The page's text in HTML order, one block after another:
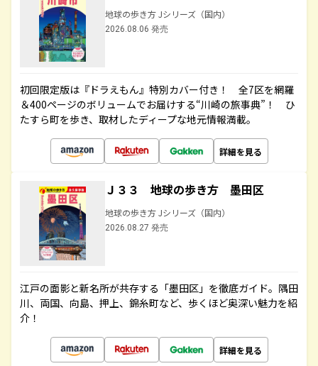
地球の歩き方 Jシリーズ（国内）
2026.08.06 発売
初回限定版は『ドラえもん』特別カバー付き！ 全7区を網羅
＆400ページのボリュームでお届けする“川崎の旅事典”！ ひ
たすら町を歩き、取材したディープな地元情報満載。
詳細を見る
Ｊ３３ 地球の歩き方 墨田区
地球の歩き方 Jシリーズ（国内）
2026.08.27 発売
江戸の面影と新名所が共存する「墨田区」を徹底ガイド。隅田
川、両国、向島、押上、錦糸町など、歩くほど奥深い魅力を紹
介！
詳細を見る